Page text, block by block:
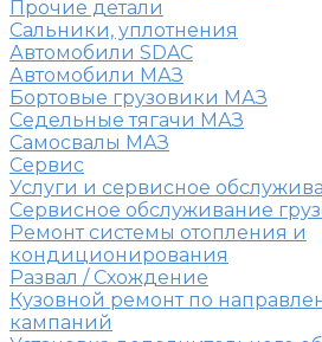
Прочие детали
Сальники, уплотнения
Автомобили SDAC
Автомобили МАЗ
Бортовые грузовики МАЗ
Седельные тягачи МАЗ
Самосвалы МАЗ
Сервис
Услуги и сервисное
Сервисное обслуживание
Ремонт системы отопления и
кондиционирования
Развал / Схождение
Кузовной ремонт по
кампаний